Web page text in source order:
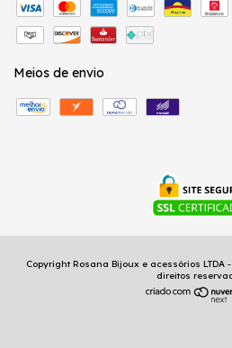
Meios de envio
Copyright Rosana Bijoux e acessórios LTDA -
direitos